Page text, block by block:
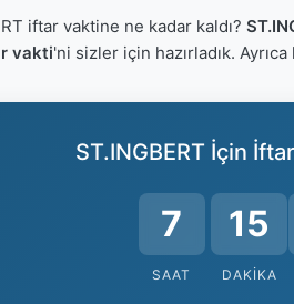
iftar vaktine ne kadar kaldı?
vakti'ni sizler için hazırladık. Ayrıca
ST.INGBERT İçin
7
SAAT
15
DAKIKA